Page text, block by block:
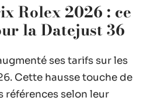
Rolex 2026 : ce
la Datejust 36
ses tarifs sur les
Cette hausse touche de
références selon leur